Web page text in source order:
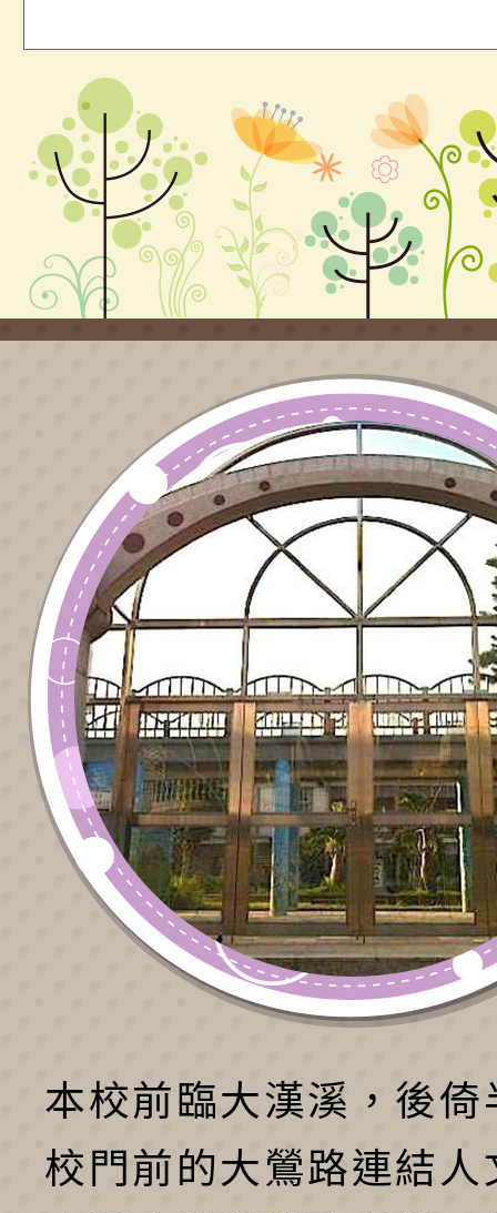
本校前臨大漢溪，後倚
校門前的大鶯路連結人